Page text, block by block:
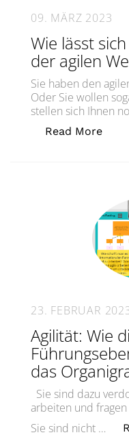
09. MÄRZ 2023
Wie lässt
der agilen
Sie haben den
Oder Sie wollen
stellen sich Ihnen
Read More
23. FEBRUAR
Agilität: Wie
das
Sie sind dazu
arbeiten und fragen
Sie sind nicht …